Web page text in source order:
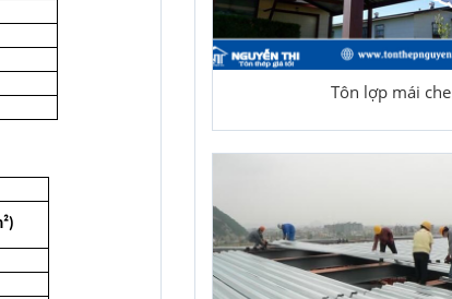
Tôn lợp mái che